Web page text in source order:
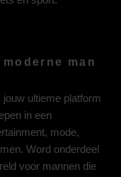
man
ultieme platform
in een
mode,
Word onderdeel
voor mannen die